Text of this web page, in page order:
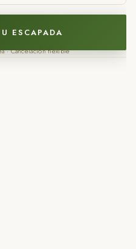
ESCAPADA
· Cancelación flexible